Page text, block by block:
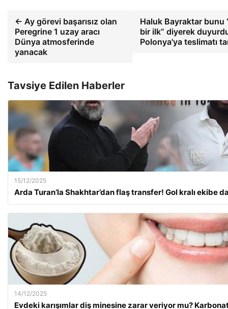
← Ay görevi başarısız olan
Peregrine 1 uzay aracı
Dünya atmosferinde
yanacak
Haluk Bayraktar bunu
bir ilk” diyerek
Polonya'ya teslimatı
Tavsiye Edilen Haberler
15/12/2025
Arda Turan’la Shakhtar’dan flaş transfer! Gol kralı ekibe
14/12/2025
Evdeki karışımlar diş minesine zarar veriyor mu?